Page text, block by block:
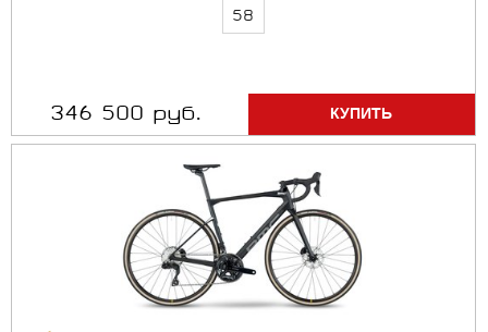
58
346 500 руб.